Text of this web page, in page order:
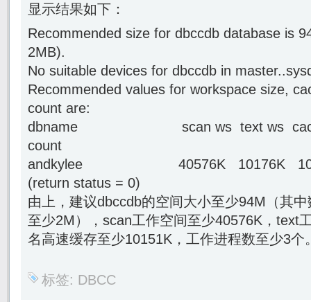
显示结果如下：
Recommended size for dbccdb database is
2MB).
No suitable devices for dbccdb in
Recommended values for workspace size,
count are:
dbname scan ws text ws cache
count
andkylee 40576K 10176K
(return status = 0)
由上，建议dbccdb的空间大小至少94M（其
至少2M），scan工作空间至少40576K，text
名高速缓存至少10151K，工作进程数至少3
标签: DBCC